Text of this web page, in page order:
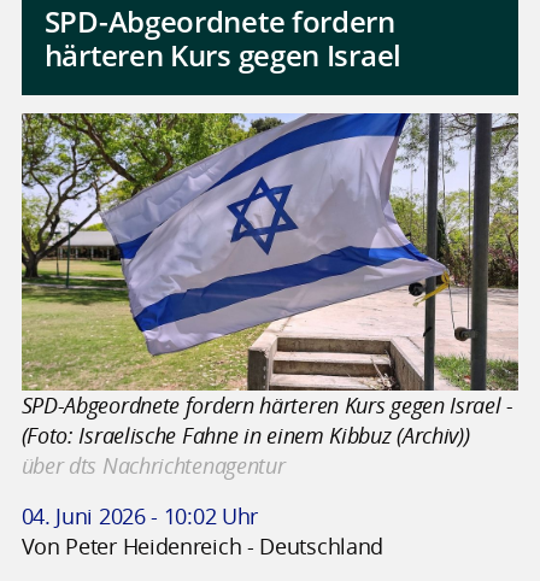
SPD-Abgeordnete fordern
härteren Kurs gegen Israel
SPD-Abgeordnete fordern härteren Kurs gegen Israel -
(Foto: Israelische Fahne in einem Kibbuz (Archiv))
über dts Nachrichtenagentur
04. Juni 2026 - 10:02 Uhr
Von Peter Heidenreich - Deutschland